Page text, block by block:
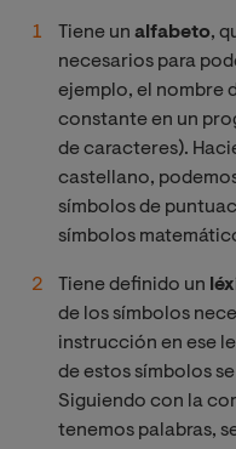
Tiene un alfabeto,
necesarios para
ejemplo, el nombre
constante en un
de caracteres).
castellano,
símbolos de
símbolos
Tiene definido un
de los símbolos
instrucción en ese
de estos símbolos
Siguiendo con la
tenemos palabras,